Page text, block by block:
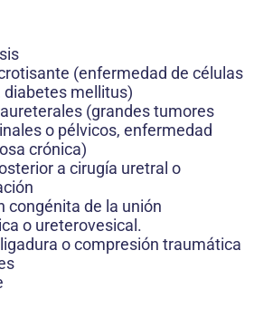
(enfermedad de células
mellitus)
(grandes tumores
o pélvicos, enfermedad
crónica)
a cirugía uretral o
congénita de la unión
o ureterovesical.
o compresión traumática